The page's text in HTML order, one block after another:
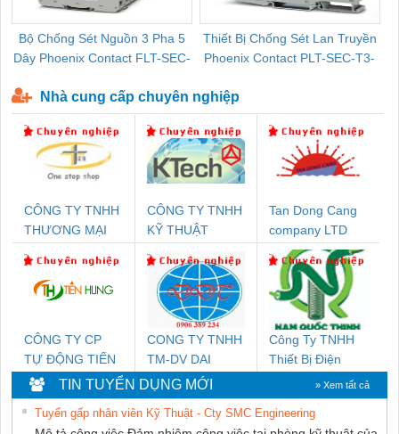
Bộ Chống Sét Nguồn 3 Pha 5
Dây Phoenix Contact FLT-SEC-
Thiết Bị Chống Sét Lan Truyền
Phoenix Contact PLT-SEC-T3-
Nhà cung cấp chuyên nghiệp
CÔNG TY TNHH
THƯƠNG MẠI
NAM
CÔNG TY TNHH
KỸ THUẬT
NAM
Tan Dong Cang
company LTD
CÔNG TY CP
TỰ ĐỘNG TIẾN
HƯNG
CONG TY TNHH
TM-DV DAI
DONG THANH
Công Ty TNHH
Thiết Bị Điện
Nam Quốc Thịnh
TIN TUYỂN DỤNG MỚI » Xem tất cả
Tuyển gấp nhân viên Kỹ Thuật - Cty SMC Engineering